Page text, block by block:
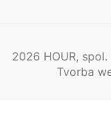
2026 HOUR,
Tvorba